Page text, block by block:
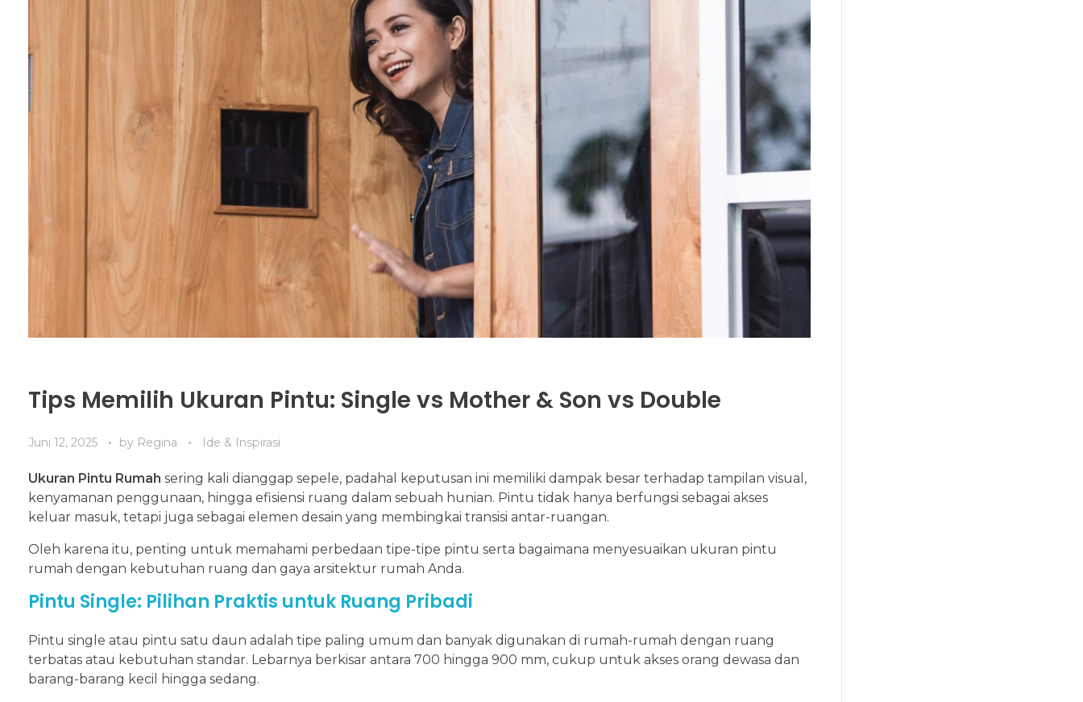
Tips Memilih Ukuran Pintu: Single vs Mother & Son vs Double
Juni 12, 2025 by Regina Ide & Inspirasi
Ukuran Pintu Rumah sering kali dianggap sepele, padahal keputusan ini memiliki dampak besar terhadap tampilan visual,
kenyamanan penggunaan, hingga efisiensi ruang dalam sebuah hunian. Pintu tidak hanya berfungsi sebagai akses
keluar masuk, tetapi juga sebagai elemen desain yang membingkai transisi antar-ruangan.
Oleh karena itu, penting untuk memahami perbedaan tipe-tipe pintu serta bagaimana menyesuaikan ukuran pintu
rumah dengan kebutuhan ruang dan gaya arsitektur rumah Anda.
Pintu Single: Pilihan Praktis untuk Ruang Pribadi
Pintu single atau pintu satu daun adalah tipe paling umum dan banyak digunakan di rumah-rumah dengan ruang
terbatas atau kebutuhan standar. Lebarnya berkisar antara 700 hingga 900 mm, cukup untuk akses orang dewasa dan
barang-barang kecil hingga sedang.